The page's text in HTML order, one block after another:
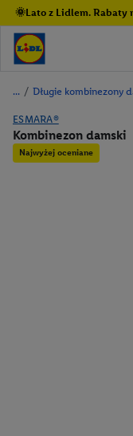
🌞Lato z Lidlem. Rabaty
/ Długie kombinezony
ESMARA®
Kombinezon damski
Najwyżej oceniane